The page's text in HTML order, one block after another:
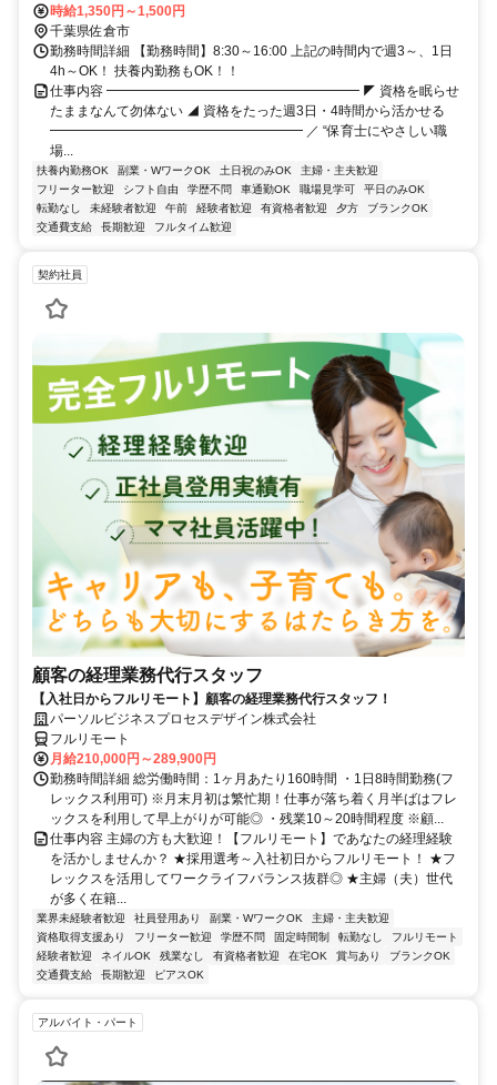
口から徒歩約5分/ユーカリが丘駅北出口から徒歩約6分
時給1,350円～1,500円
千葉県佐倉市
勤務時間詳細 【勤務時間】8:30～16:00 上記の時間内で週3～、1日
4h～OK！ 扶養内勤務もOK！！
仕事内容 ━━━━━━━━━━━━━━━━━━━ ◤ 資格を眠らせ
たままなんて勿体ない ◢ 資格をたった週3日・4時間から活かせる
━━━━━━━━━━━━━━━━━━━ ／ “保育士にやさしい職
場...
扶養内勤務OK 副業・WワークOK 土日祝のみOK
主婦・主夫歓迎
フリーター歓迎
シフト自由 学歴不問 車通勤OK 職場見学可
平日のみOK
転勤なし
未経験者歓迎 午前 経験者歓迎 有資格者歓迎 夕方
ブランクOK
交通費支給
長期歓迎 フルタイム歓迎
契約社員
顧客の経理業務代行スタッフ
【入社日からフルリモート】顧客の経理業務代行スタッフ！
パーソルビジネスプロセスデザイン株式会社
フルリモート
月給210,000円～289,900円
勤務時間詳細 総労働時間：1ヶ月あたり160時間 ・1日8時間勤務(フ
レックス利用可) ※月末月初は繁忙期！仕事が落ち着く月半ばはフレ
ックスを利用して早上がりが可能◎ ・残業10～20時間程度 ※顧...
仕事内容 主婦の方も大歓迎！【フルリモート】であなたの経理経験
を活かしませんか？ ★採用選考～入社初日からフルリモート！ ★フ
レックスを活用してワークライフバランス抜群◎ ★主婦（夫）世代
が多く在籍...
業界未経験者歓迎 社員登用あり 副業・WワークOK
主婦・主夫歓迎
資格取得支援あり
フリーター歓迎 学歴不問 固定時間制 転勤なし
フルリモート
経験者歓迎
ネイルOK 残業なし 有資格者歓迎 在宅OK 賞与あり
ブランクOK
交通費支給
長期歓迎 ピアスOK
アルバイト・パート